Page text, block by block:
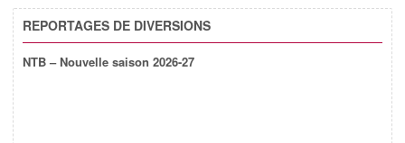
REPORTAGES DE DIVERSIONS
NTB – Nouvelle saison 2026-27